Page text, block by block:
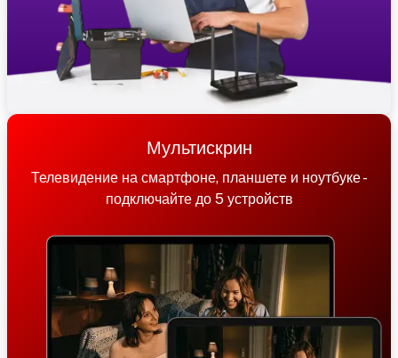
Мультискрин
Телевидение на смартфоне, планшете и ноутбуке -
подключайте до 5 устройств